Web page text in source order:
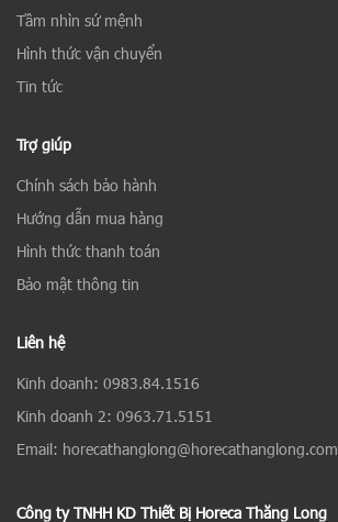
Tầm nhìn sứ mệnh
Hình thức vận chuyển
Tin tức
Trợ giúp
Chính sách bảo hành
Hướng dẫn mua hàng
Hình thức thanh toán
Bảo mật thông tin
Liên hệ
Kinh doanh: 0983.84.1516
Kinh doanh 2: 0963.71.5151
Email: horecathanglong@horecathanglong.com
Công ty TNHH KD Thiết Bị Horeca Thăng Long